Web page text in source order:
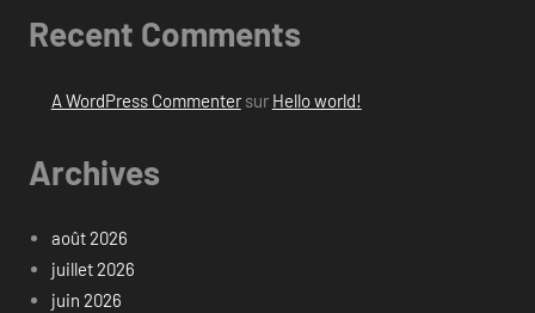
Recent Comments
A WordPress Commentersur Hello world!
Archives
août 2026
juillet 2026
juin 2026